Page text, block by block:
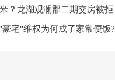
？龙湖观澜郡二期交房被拒
宅"维权为何成了家常便饭?